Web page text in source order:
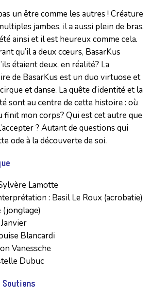
un être comme les autres ! Créature
jambes, il a aussi plein de bras.
ainsi et il est heureux comme cela.
qu’il a deux cœurs, BasarKus
étaient deux, en réalité? La
de BasarKus est un duo virtuose et
et danse. La quête d’identité et la
sont au centre de cette histoire : où
finit mon corps? Qui est cet autre que
? Autant de questions qui
ode à la découverte de soi.
Lamotte
: Basil Le Roux (acrobatie)
(jonglage)
Blancardi
Vanessche
Dubuc